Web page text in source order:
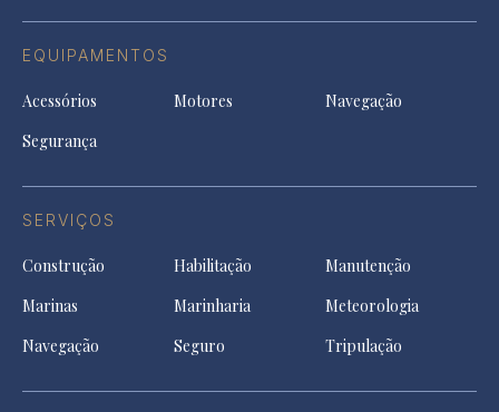
EQUIPAMENTOS
Acessórios Motores
Navegação
Segurança
SERVIÇOS
Construção Habilitação
Manutenção
Marinas
Marinharia
Meteorologia
Navegação
Seguro Tripulação